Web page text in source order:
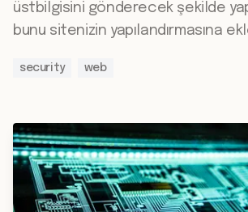
üstbilgisini gönderecek şekilde
bunu sitenizin yapılandırmasına
security web